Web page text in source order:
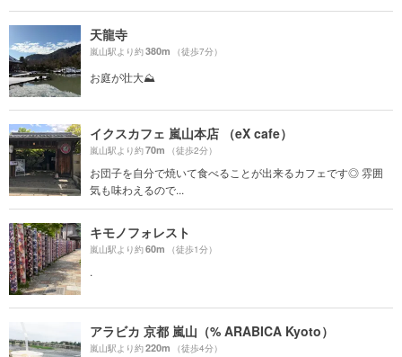
天龍寺
嵐山駅より約380m （徒歩7分）
お庭が壮大⛰️
イクスカフェ 嵐山本店 （eX cafe）
嵐山駅より約70m （徒歩2分）
お団子を自分で焼いて食べることが出来るカフェです◎ 雰囲
気も味わえるので...
キモノフォレスト
嵐山駅より約60m （徒歩1分）
.
アラビカ 京都 嵐山（% ARABICA Kyoto）
嵐山駅より約220m （徒歩4分）